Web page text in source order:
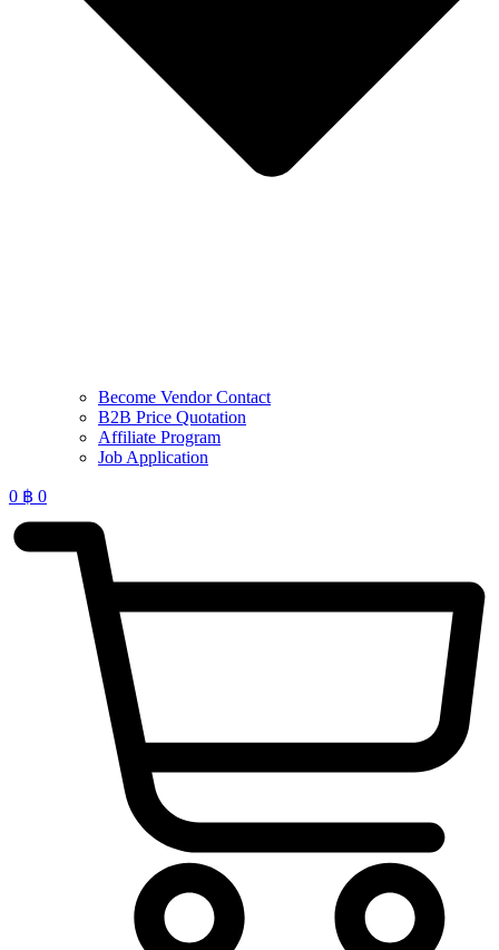
Become Vendor Contact
B2B Price Quotation
Affiliate Program
Job Application
0 ฿ 0